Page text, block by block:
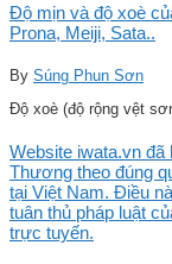
Độ mịn và độ xoè
Prona, Meiji, Sata..
By Súng Phun Sơn
Độ xoè (độ rộng vệt
Website iwata.vn đã
Thương theo đúng
tại Việt Nam. Điều
tuân thủ pháp luật
trực tuyến.